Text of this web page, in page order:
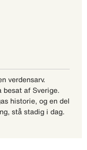
verdensarv.
af Sverige.
historie, og en del
stå stadig i dag.